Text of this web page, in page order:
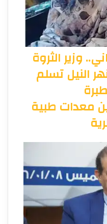
وزير الثروة
النيل تسلم
معدات طبية